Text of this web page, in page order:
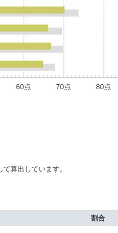
60点 70点 80点
算出しています。
割合